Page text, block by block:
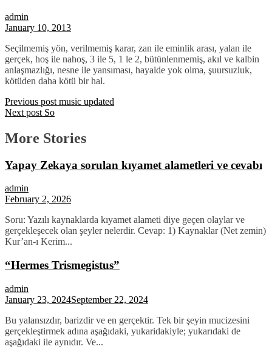
admin
January 10, 2013
Seçilmemiş yön, verilmemiş karar, zan ile eminlik arası, yalan ile
gerçek, hoş ile nahoş, 3 ile 5, 1 le 2, bütünlenmemiş, akıl ve kalbin
anlaşmazlığı, nesne ile yansıması, hayalde yok olma, şuursuzluk,
kötüden daha kötü bir hal.
Previous post music updated
Next post So
More Stories
Yapay Zekaya sorulan kıyamet alametleri ve cevabı
admin
February 2, 2026
Soru: Yazılı kaynaklarda kıyamet alameti diye geçen olaylar ve
gerçekleşecek olan şeyler nelerdir. Cevap: 1) Kaynaklar (Net zemin)
Kur’an-ı Kerim...
“Hermes Trismegistus”
admin
January 23, 2024September 22, 2024
Bu yalansızdır, barizdir ve en gerçektir. Tek bir şeyin mucizesini
gerçekleştirmek adına aşağıdaki, yukaridakiyle; yukarıdaki de
aşağıdaki ile aynıdır. Ve...